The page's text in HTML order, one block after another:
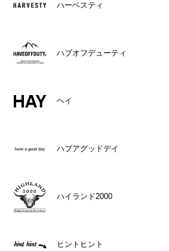
ハーベスティ
ハブオフデューティ
ヘイ
ハブアグッドデイ
ハイランド2000
ヒントヒント